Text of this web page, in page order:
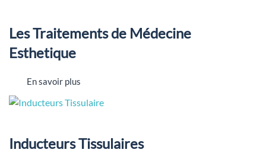
Les Traitements de Médecine
Esthetique
En savoir plus
Inducteurs Tissulaires